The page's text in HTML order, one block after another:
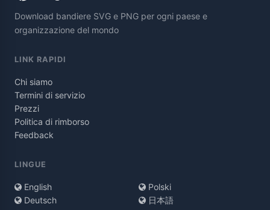
Download bandiere SVG e PNG per ogni paese e
organizzazione del mondo
LINK RAPIDI
Chi siamo
Termini di servizio
Prezzi
Politica di rimborso
Feedback
LINGUE
English
Deutsch
Polski
日本語